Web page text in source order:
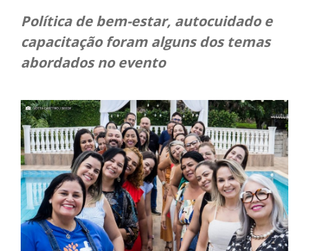
Política de bem-estar, autocuidado e
capacitação foram alguns dos temas
abordados no evento